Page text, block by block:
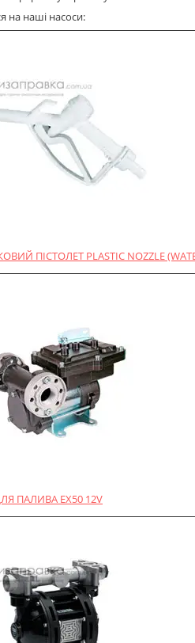
на наші насоси:
ПІСТОЛЕТ PLASTIC NOZZLE
ПАЛИВА EX50 12V